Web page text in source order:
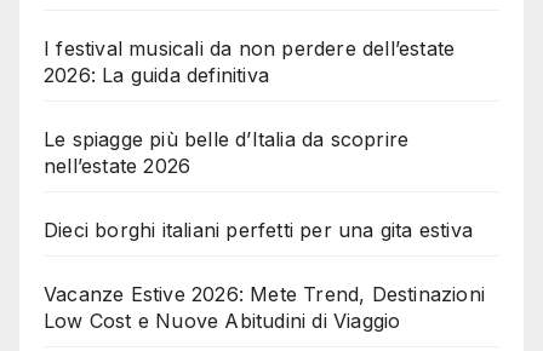
I festival musicali da non perdere dell’estate
2026: La guida definitiva
Le spiagge più belle d’Italia da scoprire
nell’estate 2026
Dieci borghi italiani perfetti per una gita estiva
Vacanze Estive 2026: Mete Trend, Destinazioni
Low Cost e Nuove Abitudini di Viaggio